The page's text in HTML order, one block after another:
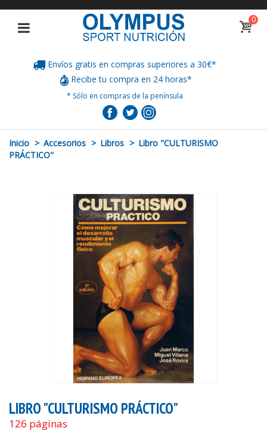
0
Envíos gratis en compras superiores a 30€*
Recibe tu compra en 24 horas*
* Sólo en compras de la península
Inicio > Accesorios > Libros > Libro "CULTURISMO
PRÁCTICO"
LIBRO "CULTURISMO PRÁCTICO"
126 páginas